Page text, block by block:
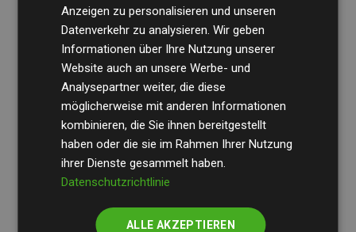
Die Wirtschaftsprüfungsgesellschaft BDOüberprüft
regelmäßig unsere Berechnungen und Methodik, um
Transparenz und Verlässlichkeit sicherzustellen.
Ihre Prüfungen belegen, dass unsere Investitionen in
Klimaschutzprojekte im Durchschnitt200 % der
geschätzten CO₂-Emissionender teilnehmenden
Websites kompensieren – ein klarer Nachweis für die
messbare Klimawirkung unseres Ansatzes.
Anzeigen zu personalisieren und unseren
Datenverkehr zu analysieren. Wir geben
Informationen über Ihre Nutzung unserer
Website auch an unsere Werbe- und
Analysepartner weiter, die diese
möglicherweise mit anderen Informationen
kombinieren, die Sie ihnen bereitgestellt
haben oder die sie im Rahmen Ihrer Nutzung
ihrer Dienste gesammelt haben.
Datenschutzrichtlinie
ALLE AKZEPTIEREN